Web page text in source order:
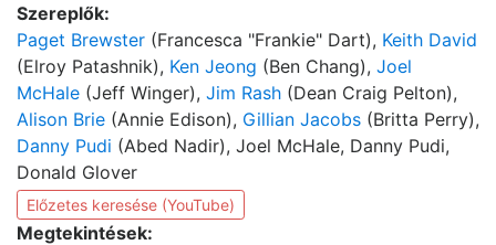
Szereplők:
Paget Brewster (Francesca "Frankie" Dart), Keith David
(Elroy Patashnik), Ken Jeong (Ben Chang), Joel
McHale (Jeff Winger), Jim Rash (Dean Craig Pelton),
Alison Brie (Annie Edison), Gillian Jacobs (Britta Perry),
Danny Pudi (Abed Nadir), Joel McHale, Danny Pudi,
Donald Glover
Előzetes keresése (YouTube)
Megtekintések: